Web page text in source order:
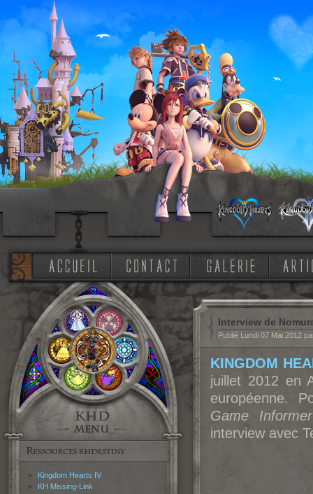
Kingdom Hearts IV
KH Missing-Link
Interview de
Publié Lundi 07 Mai 2012
KINGDOM
juillet 2012 en
européenne.
Game Informer
interview avec